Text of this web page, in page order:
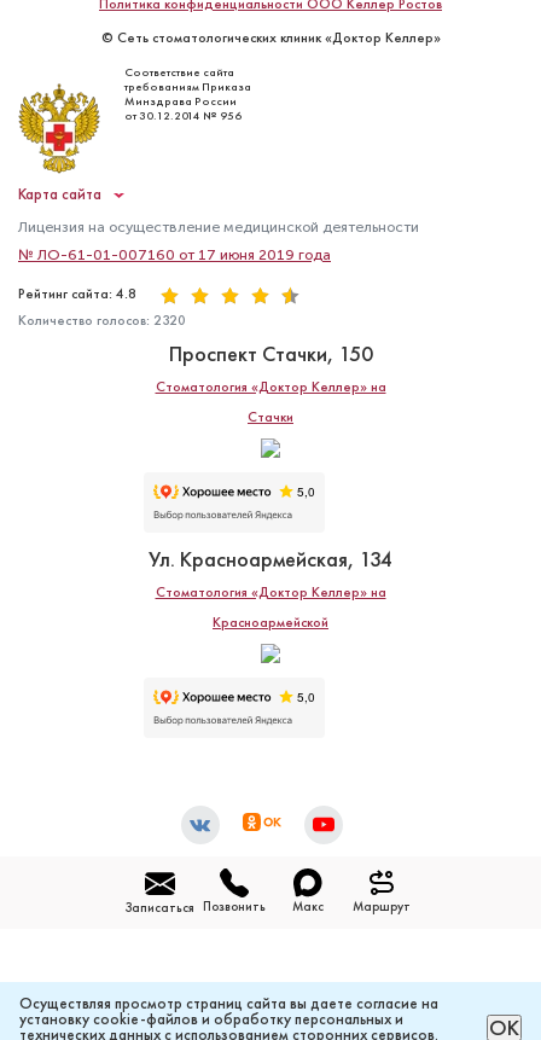
Политика конфиденциальности ООО Келлер Ростов
© Сеть стоматологических клиник «Доктор Келлер»
Соответствие сайта
требованиям Приказа
Минздрава России
от 30.12.2014 № 956
Карта сайта
Лицензия на осуществление медицинской деятельности
№ ЛО-61-01-007160 от 17 июня 2019 года
Рейтинг сайта: 4.8
Количество голосов: 2320
Проспект Стачки, 150
Стоматология «Доктор Келлер» на
Стачки
Ул. Красноармейская, 134
Стоматология «Доктор Келлер» на
Красноармейской
Записаться Позвонить Макс Маршрут
Осуществляя просмотр страниц сайта вы даете согласие на
установку cookie-файлов и обработку персональных и
технических данных с использованием сторонних сервисов.
ОК
РАССЧИТАТЬ ЦЕНУ ОНЛАЙН